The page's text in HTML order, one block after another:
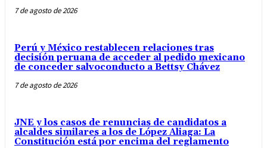
7 de agosto de 2026
Perú y México restablecen relaciones tras
decisión peruana de acceder al pedido mexicano
de conceder salvoconducto a Bettsy Chávez
7 de agosto de 2026
JNE y los casos de renuncias de candidatos a
alcaldes similares a los de López Aliaga: La
Constitución está por encima del reglamento